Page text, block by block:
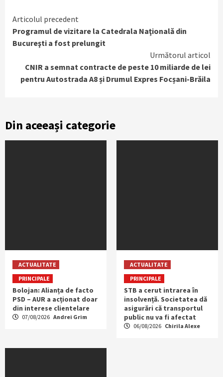
Continue
Reading
Articolul precedent
Programul de vizitare la Catedrala Naţională din
Bucureşti a fost prelungit
Următorul articol
CNIR a semnat contracte de peste 10 miliarde de lei
pentru Autostrada A8 și Drumul Expres Focșani-Brăila
Din aceeași categorie
ACTUALITATE
PRINCIPALE
Bolojan: Alianța de facto
PSD – AUR a acționat doar
din interese clientelare
07/08/2026 Andrei Grim
ACTUALITATE
PRINCIPALE
STB a cerut intrarea în
insolvență. Societatea dă
asigurări că transportul
public nu va fi afectat
06/08/2026 Chirila Alexe